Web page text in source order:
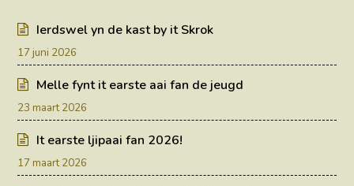
Ierdswel yn de kast by it Skrok
17 juni 2026
Melle fynt it earste aai fan de jeugd
23 maart 2026
It earste ljipaai fan 2026!
17 maart 2026